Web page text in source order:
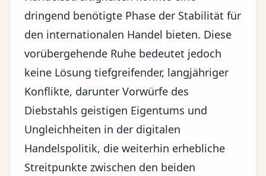
dringend benötigte Phase der Stabilität für
den internationalen Handel bieten. Diese
vorübergehende Ruhe bedeutet jedoch
keine Lösung tiefgreifender, langjähriger
Konflikte, darunter Vorwürfe des
Diebstahls geistigen Eigentums und
Ungleichheiten in der digitalen
Handelspolitik, die weiterhin erhebliche
Streitpunkte zwischen den beiden